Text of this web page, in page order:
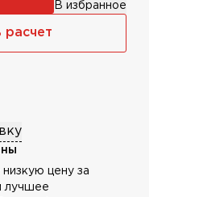
В избранное
расчет
цену за
лучшее